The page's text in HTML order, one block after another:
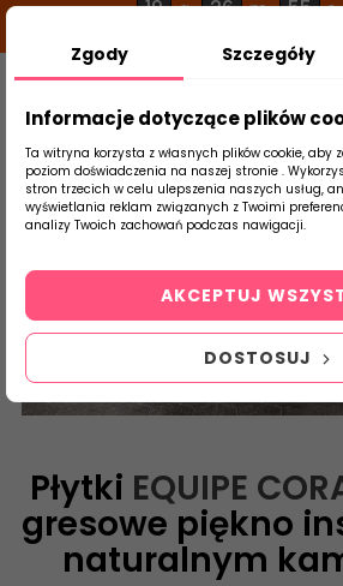
19 g 26 m 55 s
Strona Główna Płytki
Coralstone
Płytki EQUIPE
gresowe piękno
naturalnym
Zgody Szczegóły
Informacje dotyczące plików
Ta witryna korzysta z własnych plików cookie, aby
poziom doświadczenia na naszej stronie .
stron trzecich w celu ulepszenia naszych usług,
wyświetlania reklam związanych z Twoimi
analizy Twoich zachowań podczas nawigacji.
DOSTOSUJ
AKCEPTUJ